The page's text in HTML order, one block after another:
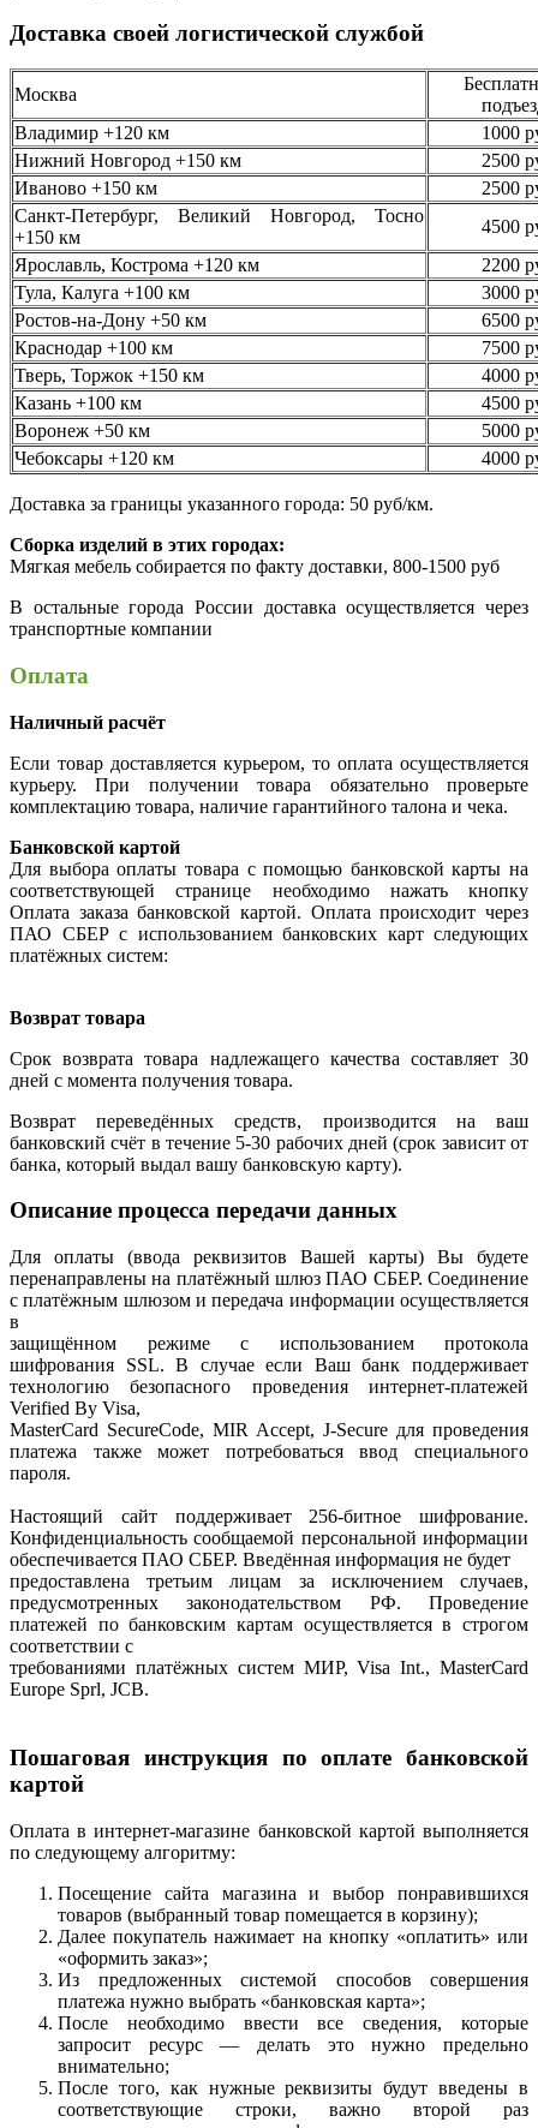
Доставка своей логистической службой
Москва
Владимир +120 км
1000
Нижний Новгород +150 км
2500
Иваново +150 км
2500
Санкт-Петербург, Великий Новгород, Тосно
+150 км
4500
Ярославль, Кострома +120 км
2200
Тула, Калуга +100 км
3000
Ростов-на-Дону +50 км
6500
Краснодар +100 км
7500
Тверь, Торжок +150 км
4000
Казань +100 км
4500
Воронеж +50 км
5000
Чебоксары +120 км
4000
Доставка за границы указанного города: 50 руб/км.
Сборка изделий в этих городах:
Мягкая мебель собирается по факту доставки, 800-1500 руб
В остальные города России доставка осуществляется через
транспортные компании
Оплата
Наличный расчёт
Если товар доставляется курьером, то оплата осуществляется
курьеру. При получении товара обязательно проверьте
комплектацию товара, наличие гарантийного талона и чека.
Банковской картой
Для выбора оплаты товара с помощью банковской карты на
соответствующей странице необходимо нажать кнопку
Оплата заказа банковской картой. Оплата происходит через
ПАО СБЕР с использованием банковских карт следующих
платёжных систем:
Возврат товара
Срок возврата товара надлежащего качества составляет 30
дней с момента получения товара.
Возврат переведённых средств, производится на ваш
банковский счёт в течение 5-30 рабочих дней (срок зависит от
банка, который выдал вашу банковскую карту).
Описание процесса передачи данных
Для оплаты (ввода реквизитов Вашей карты) Вы будете
перенаправлены на платёжный шлюз ПАО СБЕР. Соединение
с платёжным шлюзом и передача информации осуществляется
в
защищённом режиме с использованием протокола
шифрования SSL. В случае если Ваш банк поддерживает
технологию безопасного проведения интернет-платежей
Verified By Visa,
MasterCard SecureCode, MIR Accept, J-Secure для проведения
платежа также может потребоваться ввод специального
пароля.
Настоящий сайт поддерживает 256-битное шифрование.
Конфиденциальность сообщаемой персональной информации
обеспечивается ПАО СБЕР. Введённая информация не будет
предоставлена третьим лицам за исключением случаев,
предусмотренных законодательством РФ. Проведение
платежей по банковским картам осуществляется в строгом
соответствии с
требованиями платёжных систем МИР, Visa Int., MasterCard
Europe Sprl, JCB.
Пошаговая инструкция по оплате банковской
картой
Оплата в интернет-магазине банковской картой выполняется
по следующему алгоритму:
Посещение сайта магазина и выбор понравившихся
товаров (выбранный товар помещается в корзину);
Далее покупатель нажимает на кнопку «оплатить» или
«оформить заказ»;
Из предложенных системой способов совершения
платежа нужно выбрать «банковская карта»;
После необходимо ввести все сведения, которые
запросит ресурс — делать это нужно предельно
внимательно;
После того, как нужные реквизиты будут введены в
соответствующие строки, важно второй раз